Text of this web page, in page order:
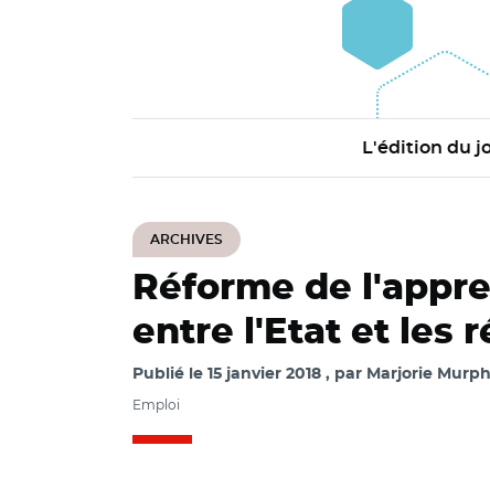
L'édition du
ARCHIVES
Réforme de
entre l'Etat et les
Publié le 15 janvier 2018 par Marjorie
Emploi